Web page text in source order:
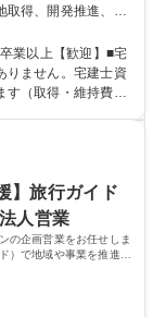
取得、開発推進、賃
て事務業務を担当
払、支払管理、請
算作成及び予実管
日
業以上【歓迎】■宅
りません。宅建士資
す（取得・維持費用
業務に取り組める
意識したスケジュ
ーポレート部門）
】旅行ガイド
人営業
の企画営業をお任せしま
）で地域や事業を推進し